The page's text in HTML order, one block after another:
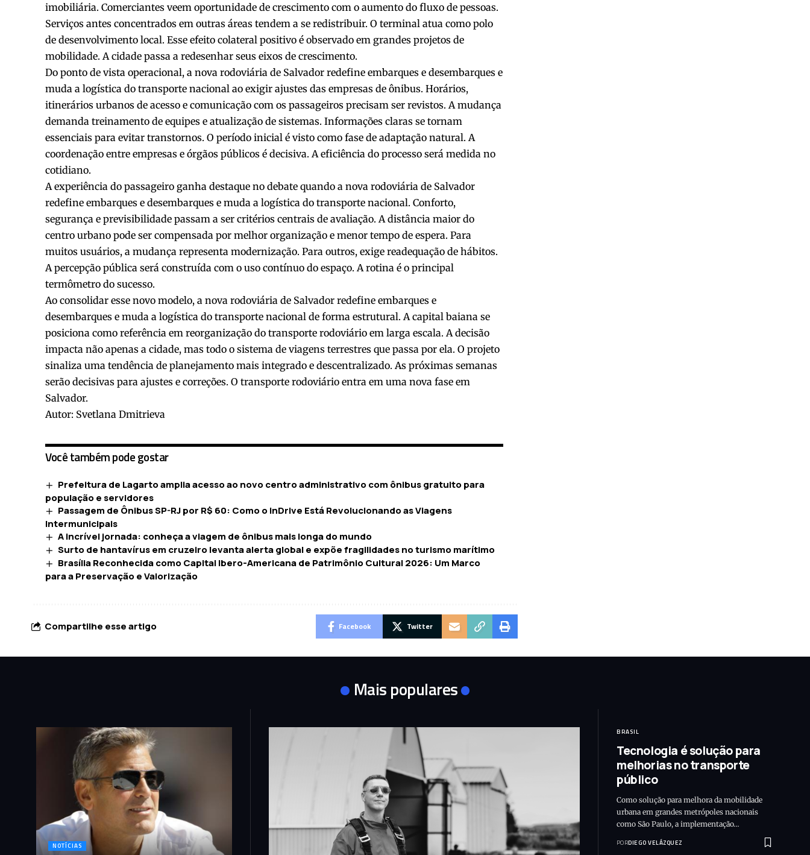
imobiliária. Comerciantes veem oportunidade de crescimento com o aumento do fluxo de pessoas.
Serviços antes concentrados em outras áreas tendem a se redistribuir. O terminal atua como polo
de desenvolvimento local. Esse efeito colateral positivo é observado em grandes projetos de
mobilidade. A cidade passa a redesenhar seus eixos de crescimento.
Do ponto de vista operacional, a nova rodoviária de Salvador redefine embarques e desembarques e
muda a logística do transporte nacional ao exigir ajustes das empresas de ônibus. Horários,
itinerários urbanos de acesso e comunicação com os passageiros precisam ser revistos. A mudança
demanda treinamento de equipes e atualização de sistemas. Informações claras se tornam
essenciais para evitar transtornos. O período inicial é visto como fase de adaptação natural. A
coordenação entre empresas e órgãos públicos é decisiva. A eficiência do processo será medida no
cotidiano.
A experiência do passageiro ganha destaque no debate quando a nova rodoviária de Salvador
redefine embarques e desembarques e muda a logística do transporte nacional. Conforto,
segurança e previsibilidade passam a ser critérios centrais de avaliação. A distância maior do
centro urbano pode ser compensada por melhor organização e menor tempo de espera. Para
muitos usuários, a mudança representa modernização. Para outros, exige readequação de hábitos.
A percepção pública será construída com o uso contínuo do espaço. A rotina é o principal
termômetro do sucesso.
Ao consolidar esse novo modelo, a nova rodoviária de Salvador redefine embarques e
desembarques e muda a logística do transporte nacional de forma estrutural. A capital baiana se
posiciona como referência em reorganização do transporte rodoviário em larga escala. A decisão
impacta não apenas a cidade, mas todo o sistema de viagens terrestres que passa por ela. O projeto
sinaliza uma tendência de planejamento mais integrado e descentralizado. As próximas semanas
serão decisivas para ajustes e correções. O transporte rodoviário entra em uma nova fase em
Salvador.
Autor: Svetlana Dmitrieva
Você também pode gostar
Prefeitura de Lagarto amplia acesso ao novo centro administrativo com ônibus gratuito para
população e servidores
Passagem de Ônibus SP-RJ por R$ 60: Como o inDrive Está Revolucionando as Viagens
Intermunicipais
A incrível jornada: conheça a viagem de ônibus mais longa do mundo
Surto de hantavírus em cruzeiro levanta alerta global e expõe fragilidades no turismo marítimo
Brasília Reconhecida como Capital Ibero-Americana de Patrimônio Cultural 2026: Um Marco
para a Preservação e Valorização
Compartilhe esse artigo Facebook Twitter
Mais populares
NOTÍCIAS
BRASIL
Tecnologia é solução para
melhorias no transporte
público
Como solução para melhora da mobilidade
urbana em grandes metrópoles nacionais
como São Paulo, a implementação…
PORDIEGO VELÁZQUEZ